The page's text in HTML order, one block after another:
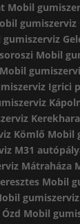
Mobil
gumiszerviz
Mobil
Mobil
Igrici
Kömlő Mobil
M31
Mátraháza
Mobil
Mobil